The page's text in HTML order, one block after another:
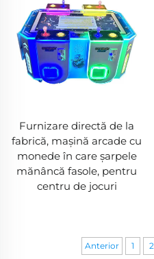
Furnizare directă de la
fabrică, mașină arcade cu
monede în care șarpele
mănâncă fasole, pentru
centru de jocuri
Anterior 1 2